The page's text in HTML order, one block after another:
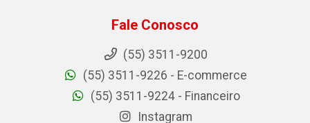
Fale Conosco
(55) 3511-9200
(55) 3511-9226 - E-commerce
(55) 3511-9224 - Financeiro
Instagram